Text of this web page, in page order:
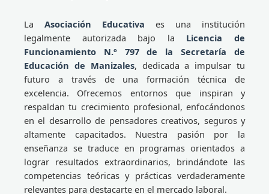
La Asociación Educativa es una institución
legalmente autorizada bajo la Licencia de
Funcionamiento N.º 797 de la Secretaría de
Educación de Manizales, dedicada a impulsar tu
futuro a través de una formación técnica de
excelencia. Ofrecemos entornos que inspiran y
respaldan tu crecimiento profesional, enfocándonos
en el desarrollo de pensadores creativos, seguros y
altamente capacitados. Nuestra pasión por la
enseñanza se traduce en programas orientados a
lograr resultados extraordinarios, brindándote las
competencias teóricas y prácticas verdaderamente
relevantes para destacarte en el mercado laboral.